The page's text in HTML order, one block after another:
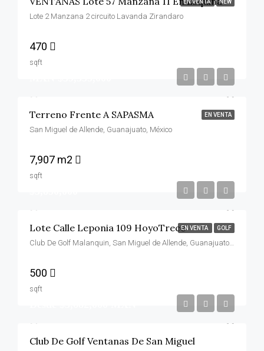
EN VENTA NEW
Lote 2 Manzana 2 circuito Lavanda Zirandaro
470
sqft
EN VENTA
Terreno Frente A SAPASMA
San Miguel de Allende, Guanajuato, México
7,907 m2
sqft
EN VENTA GOLF
Lote Calle Leponia 109 HoyoTrece
Club De Golf Malanquin, San Miguel de Allende, Guanajuato, 37797, México
500
sqft
Club De Golf Ventanas De San Miguel